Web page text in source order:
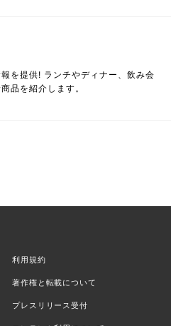
を提供! ランチやディナー、飲み会
品を紹介します。
利用規約
著作権と転載について
プレスリリース受付